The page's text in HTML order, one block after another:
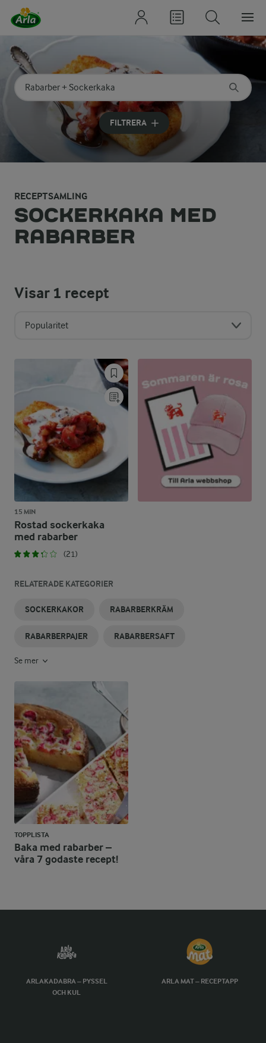
Sök på kategori eller ingrediens
Skriv in sökord för att få förslag
FILTRERA
RECEPTSAMLING
SOCKERKAKA MED
RABARBER
Visar1 recept
Popularitet
15 MIN
Rostad sockerkaka
med rabarber
(21)
RELATERADE KATEGORIER
SOCKERKAKOR RABARBERKRÄM
RABARBERPAJER RABARBERSAFT
Se mer
TOPPLISTA
Baka med rabarber –
våra 7 godaste recept!
ARLAKADABRA – PYSSEL
OCH KUL
ARLA MAT – RECEPTAPP